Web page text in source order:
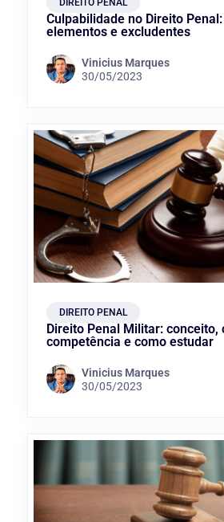
DIREITO PENAL
Culpabilidade no Direito
elementos e excludentes
Vinicius Marques
30/05/2023
DIREITO PENAL
Direito Penal Militar: conceito,
competência e como estudar
Vinicius Marques
30/05/2023